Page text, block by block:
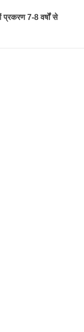
7-8 वर्षों से